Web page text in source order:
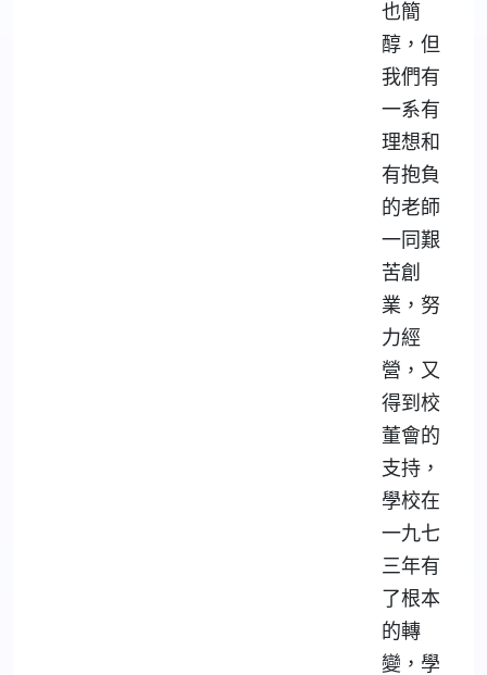
也簡
醇，但
我們有
一系有
理想和
有抱負
的老師
一同艱
苦創
業，努
力經
營，又
得到校
董會的
支持，
學校在
一九七
三年有
了根本
的轉
變，學